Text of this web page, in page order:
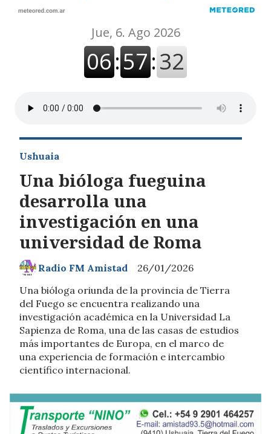
Una bióloga fueguina
desarrolla una
investigación en una
universidad de Roma
Una bióloga oriunda de la provincia de Tierra
del Fuego se encuentra realizando una
investigación académica en la Universidad La
Sapienza de Roma, una de las casas de estudios
más importantes de Europa, en el marco de
una experiencia de formación e intercambio
científico internacional.
Ushuaia
26/01/2026
Radio FM Amistad